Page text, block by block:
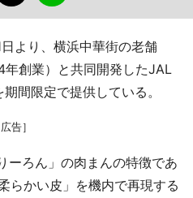
より、横浜中華街の老舗
年創業）と共同開発したJAL
間限定で提供している。
広告］
ーろん」の肉まんの特徴であ
らかい皮」を機内で再現する